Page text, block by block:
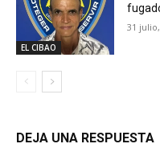
EL CIBAO
31
DEJA UNA RESPUESTA